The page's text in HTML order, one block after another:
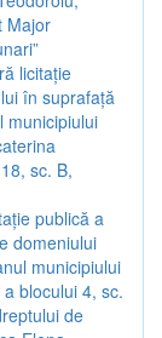
Major
licitație
în suprafață
municipiului
sc. B,
publică a
domeniului
municipiului
blocului 4, sc.
de